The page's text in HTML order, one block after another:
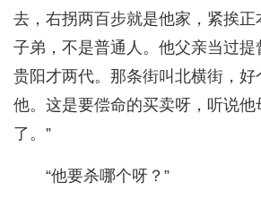
去，右拐两百步就是他家，紧挨正
子弟，不是普通人。他父亲当过提
贵阳才两代。那条街叫北横街，好
他。这是要偿命的买卖呀，听说
了。”
“他要杀哪个呀？”